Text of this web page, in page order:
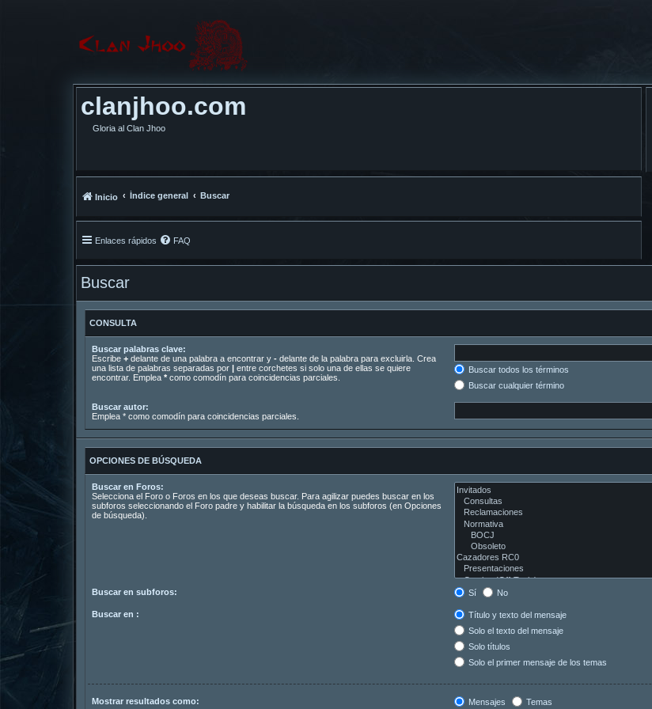
clanjhoo.com
Gloria al Clan Jhoo
Inicio Índice general Buscar
Enlaces rápidos FAQ
Buscar
CONSULTA
Buscar palabras clave:
Escribe + delante de una palabra a encontrar y - delante de la palabra para excluirla. Crea
una lista de palabras separadas por | entre corchetes si solo una de ellas se quiere
encontrar. Emplea * como comodín para coincidencias parciales.
Buscar todos los términos
Buscar cualquier término
Buscar autor:
Emplea * como comodín para coincidencias parciales.
OPCIONES DE BÚSQUEDA
Buscar en Foros:
Selecciona el Foro o Foros en los que deseas buscar. Para agilizar puedes buscar en los
subforos seleccionando el Foro padre y habilitar la búsqueda en los subforos (en Opciones
de búsqueda).
Buscar en subforos: Sí No
Buscar en :
Título y texto del mensaje
Solo el texto del mensaje
Solo títulos
Solo el primer mensaje de los temas
Mostrar resultados como: Mensajes Temas